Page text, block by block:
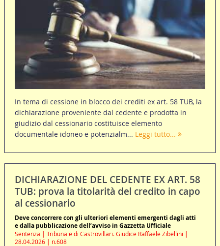
In tema di cessione in blocco dei crediti ex art. 58 TUB, la
dichiarazione proveniente dal cedente e prodotta in
giudizio dal cessionario costituisce elemento
documentale idoneo e potenzialm... Leggi tutto...
DICHIARAZIONE DEL CEDENTE EX ART. 58
TUB: prova la titolarità del credito in capo
al cessionario
Deve concorrere con gli ulteriori elementi emergenti dagli atti
e dalla pubblicazione dell’avviso in Gazzetta Ufficiale
Sentenza | Tribunale di Castrovillari. Giudice Raffaele Zibellini |
28.04.2026 | n.608